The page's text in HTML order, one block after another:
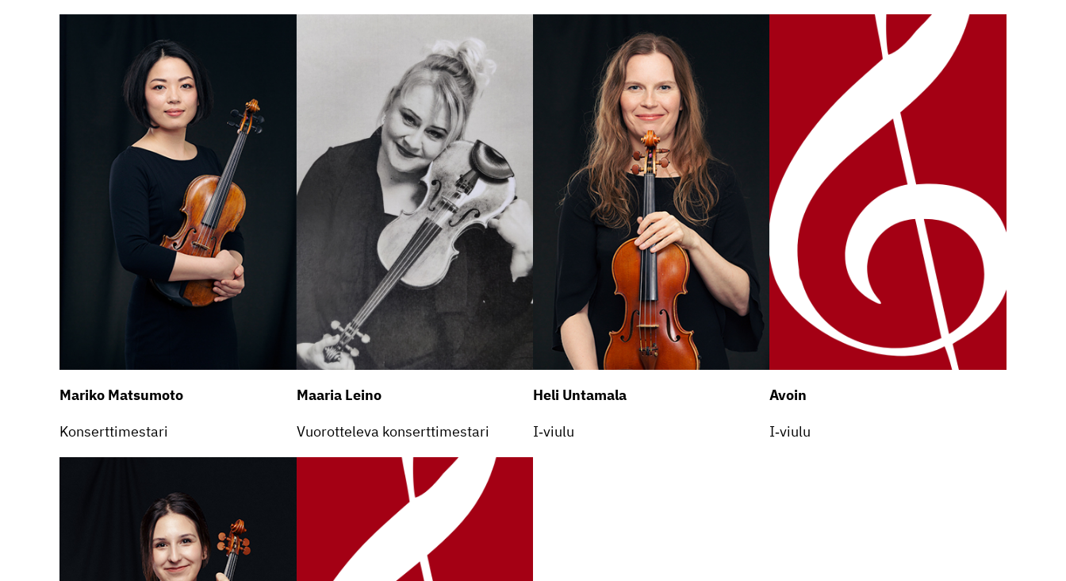
Mariko Matsumoto
Konsert­ti­mes­tari
Maaria Leino
Vuorot­te­leva konserttimestari
Heli Untamala
I‑viulu
Avoin
I‑viulu